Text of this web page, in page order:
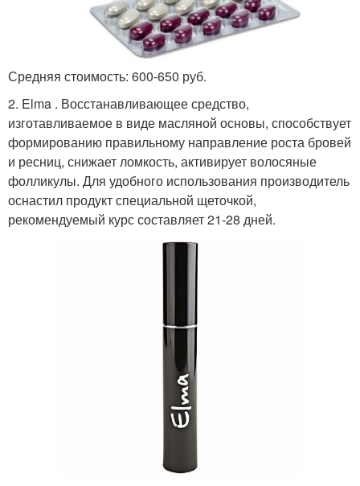
Средняя стоимость: 600-650 руб.
2. Elma . Восстанавливающее средство,
изготавливаемое в виде масляной основы, способствует
формированию правильному направление роста бровей
и ресниц, снижает ломкость, активирует волосяные
фолликулы. Для удобного использования производитель
оснастил продукт специальной щеточкой,
рекомендуемый курс составляет 21-28 дней.